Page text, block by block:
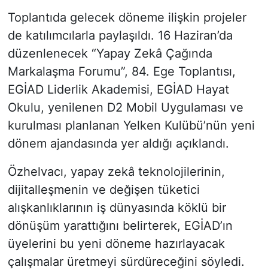
Toplantıda gelecek döneme ilişkin projeler
de katılımcılarla paylaşıldı. 16 Haziran’da
düzenlenecek “Yapay Zekâ Çağında
Markalaşma Forumu”, 84. Ege Toplantısı,
EGİAD Liderlik Akademisi, EGİAD Hayat
Okulu, yenilenen D2 Mobil Uygulaması ve
kurulması planlanan Yelken Kulübü’nün yeni
dönem ajandasında yer aldığı açıklandı.
Özhelvacı, yapay zekâ teknolojilerinin,
dijitalleşmenin ve değişen tüketici
alışkanlıklarının iş dünyasında köklü bir
dönüşüm yarattığını belirterek, EGİAD’ın
üyelerini bu yeni döneme hazırlayacak
çalışmalar üretmeyi sürdüreceğini söyledi.